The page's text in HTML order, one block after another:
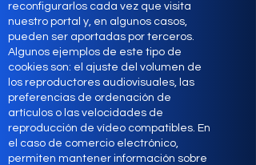
reconfigurarlos cada vez que visita
nuestro portal y, en algunos casos,
pueden ser aportadas por terceros.
Algunos ejemplos de este tipo de
cookies son: el ajuste del volumen de
los reproductores audiovisuales, las
preferencias de ordenación de
artículos o las velocidades de
reproducción de vídeo compatibles. En
el caso de comercio electrónico,
permiten mantener información sobre